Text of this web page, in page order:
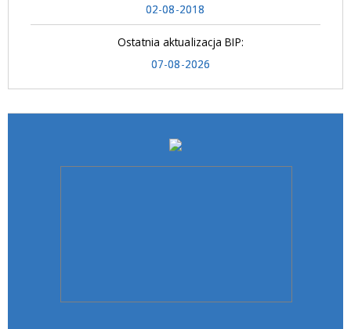
02-08-2018
Ostatnia aktualizacja BIP:
07-08-2026